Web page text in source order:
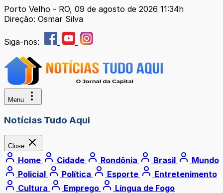
Porto Velho - RO, 09 de agosto de 2026 11:34h
Direção: Osmar Silva
Siga-nos:
Menu
Notícias Tudo Aqui
Close
Home Cidade Rondônia Brasil
Mundo
Policial
Política Esporte
Entretenimento
Cultura
Emprego Língua de Fogo